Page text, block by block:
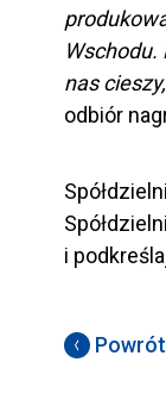
nas
odbiór
i
Powrót